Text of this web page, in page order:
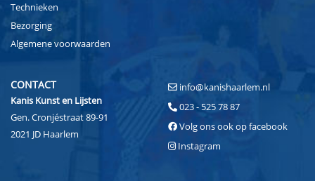
Technieken
Bezorging
Algemene voorwaarden
CONTACT
Kanis Kunst en Lijsten
Gen. Cronjéstraat 89-91
2021 JD Haarlem
info@kanishaarlem.nl
023 - 525 78 87
Volg ons ook op facebook
Instagram